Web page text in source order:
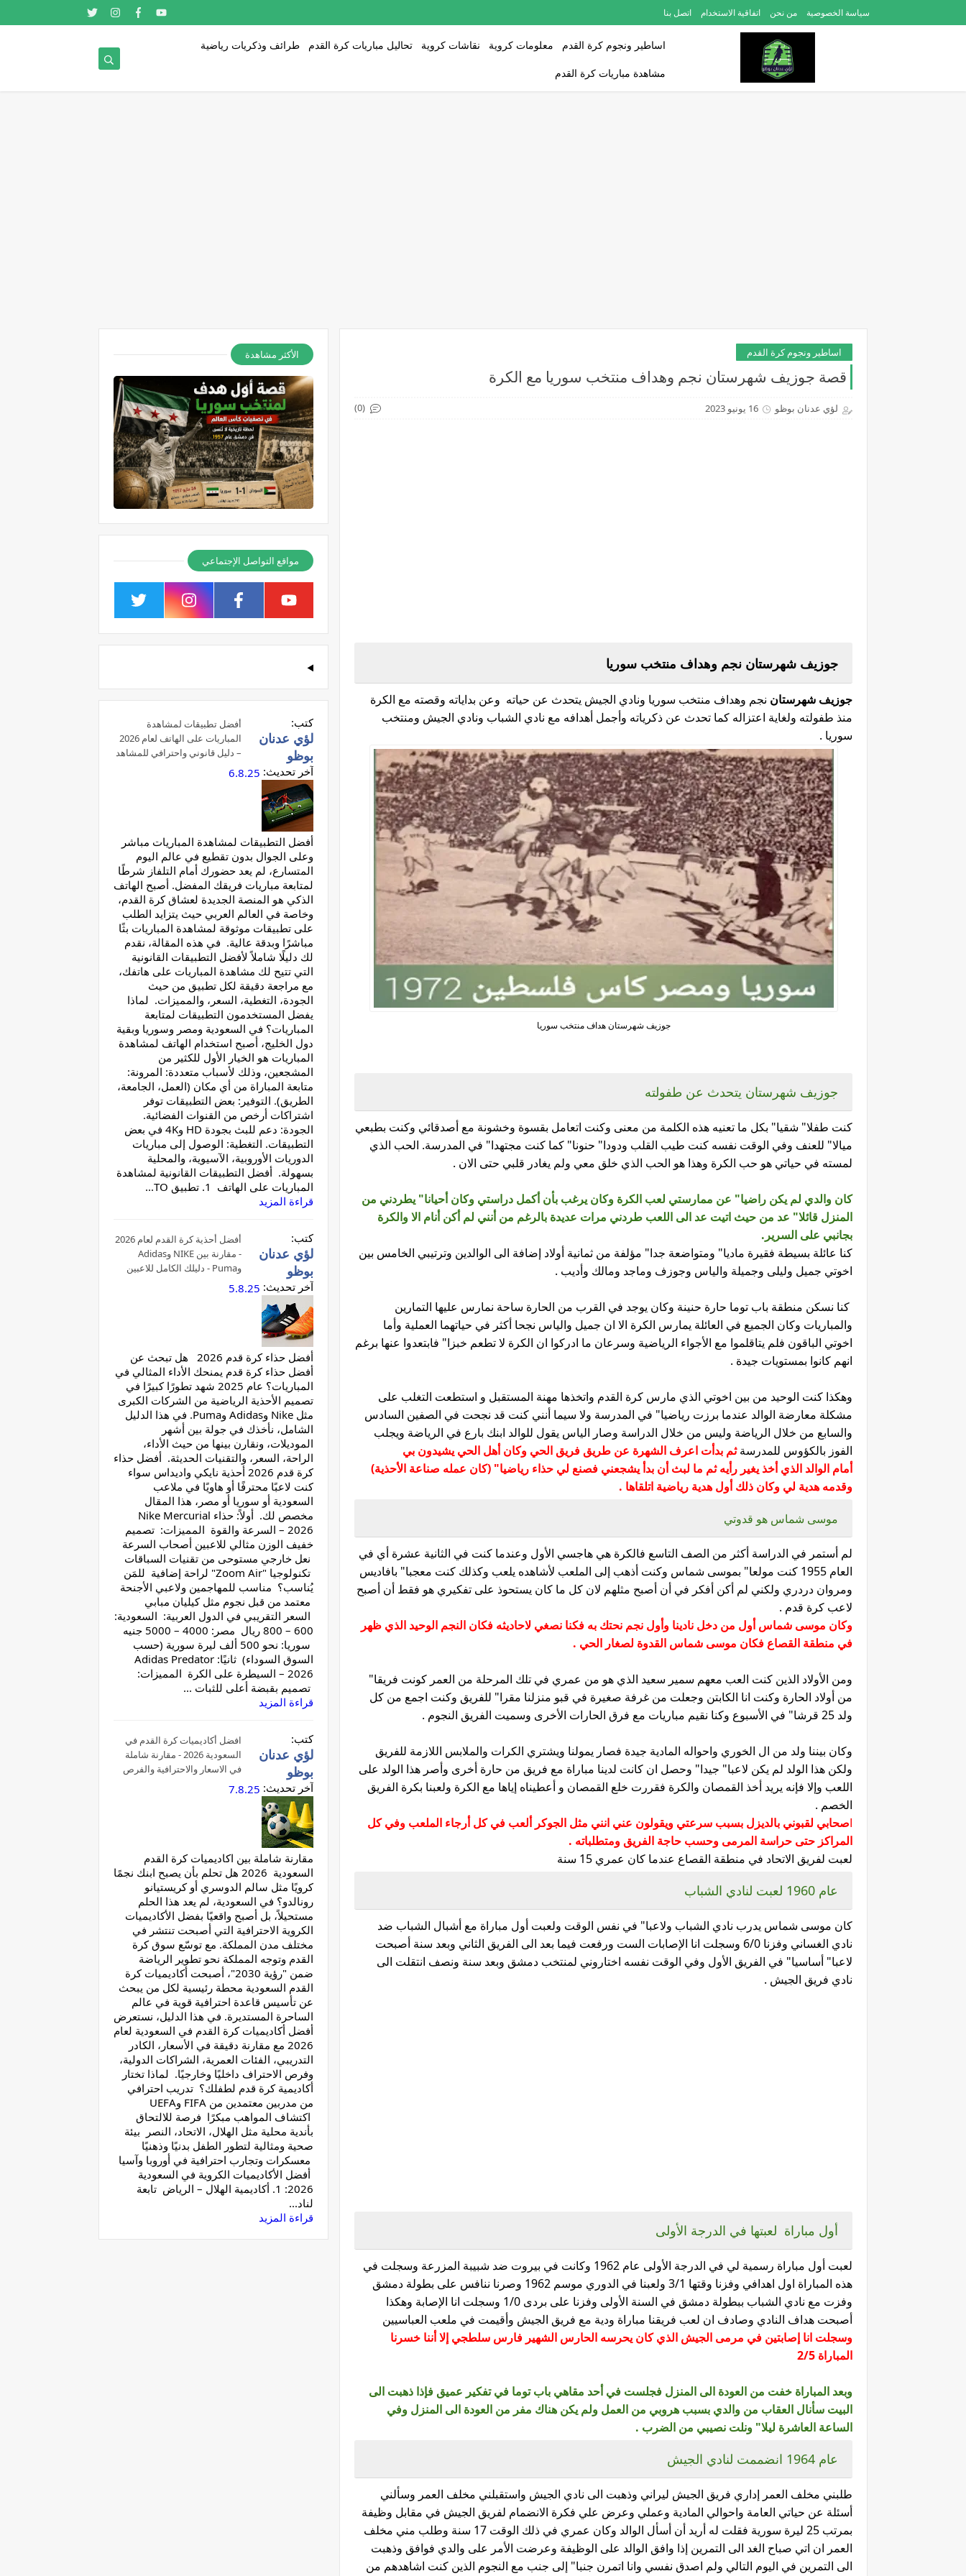
سياسة الخصوصية من نحن اتفاقية الاستخدام اتصل بنا
اساطير ونجوم كرة القدم معلومات كروية نقاشات كروية تحاليل مباريات كرة القدم طرائف وذكريات رياضية
مشاهدة مباريات كرة القدم
اساطير ونجوم كرة القدم
قصة جوزيف شهرستان نجم وهداف منتخب سوريا مع الكرة
لؤي عدنان بوظو 16 يونيو 2023 (0)
جوزيف شهرستان نجم وهداف منتخب سوريا
جوزيف شهرستان نجم وهداف منتخب سوريا ونادي الجيش يتحدث عن حياته وعن بداياته وقصته مع الكرة
منذ طفولته ولغاية اعتزاله كما تحدث عن ذكرياته وأجمل أهدافه مع نادي الشباب ونادي الجيش ومنتخب
سوريا .
جوزيف شهرستان هداف منتخب سوريا
جوزيف شهرستان يتحدث عن طفولته
كنت طفلا" شقيا" بكل ما تعنيه هذه الكلمة من معنى وكنت اتعامل بقسوة وخشونة مع أصدقائي وكنت بطبعي
ميالا" للعنف وفي الوقت نفسه كنت طيب القلب ودودا" حنونا" كما كنت مجتهدا" في المدرسة. الحب الذي
لمسته في حياتي هو حب الكرة وهذا هو الحب الذي خلق معي ولم يغادر قلبي حتى الان .
كان والدي لم يكن راضيا" عن ممارستي لعب الكرة وكان يرغب بأن أكمل دراستي وكان أحيانا" يطردني من
المنزل قائلا" عد من حيث اتيت عد الى اللعب طردني مرات عديدة بالرغم من أنني لم أكن أنام الا والكرة
بجانبي على السرير.
كنا عائلة بسيطة فقيرة ماديا" ومتواضعة جدا" مؤلفة من ثمانية أولاد إضافة الى الوالدين وترتيبي الخامس بين
اخوتي جميل وليلى وجميلة والياس وجوزف وماجد ومالك وأديب .
كنا نسكن منطقة باب توما حارة حنينة وكان يوجد في القرب من الحارة ساحة نمارس عليها التمارين
والمباريات وكان الجميع في العائلة يمارس الكرة الا ان جميل والياس نجحا أكثر في حياتهما العملية وأما
اخوتي الباقون فلم يتاقلموا مع الأجواء الرياضية وسرعان ما ادركوا ان الكرة لا تطعم خبزا" فابتعدوا عنها برغم
انهم كانوا بمستويات جيدة .
وهكذا كنت الوحيد من بين اخوتي الذي مارس كرة القدم واتخذها مهنة المستقبل و استطعت التغلب على
مشكلة معارضة الوالد عندما برزت رياضيا" في المدرسة ولا سيما أنني كنت قد نجحت في الصفين السادس
والسابع من خلال الرياضة وليس من خلال الدراسة وصار الياس يقول للوالد ابنك بارع في الرياضة ويجلب
الفوز بالكؤوس للمدرسةثم بدأت اعرف الشهرة عن طريق فريق الحي وكان أهل الحي يشيدون بي
أمام الوالد الذي أخذ يغير رأيه ثم ما لبث أن بدأ يشجعني فصنع لي حذاء رياضيا" (كان عمله صناعة الأحذية)
وقدمه هدية لي وكان ذلك أول هدية رياضية اتلقاها .
موسى شماس هو قدوتي
لم أستمر في الدراسة أكثر من الصف التاسع فالكرة هي هاجسي الأول وعندما كنت في الثانية عشرة أي في
العام 1955 كنت مولعا" بموسى شماس وكنت أذهب إلى الملعب لأشاهده يلعب وكذلك كنت معجبا" بافاديس
ومروان دردري ولكني لم أكن أفكر في أن أصبح مثلهم لان كل ما كان يستحوذ على تفكيري هو فقط أن أصبح
لاعب كرة قدم .
وكان موسى شماس أول من دخل نادينا وأول نجم نحتك به فكنا نصغي لاحاديثه فكان النجم الوحيد الذي ظهر
في منطقة القصاع فكان موسى شماس القدوة لصغار الحي .
ومن الأولاد الذين كنت العب معهم سمير سعيد الذي هو من عمري في تلك المرحلة من العمر كونت فريقا"
من أولاد الحارة وكنت انا الكابتن وجعلت من غرفة صغيرة في قبو منزلنا مقرا" للفريق وكنت اجمع من كل
ولد 25 قرشا" في الأسبوع وكنا نقيم مباريات مع فرق الحارات الأخرى وسميت الفريق النجوم .
وكان بيننا ولد من ال الخوري واحواله المادية جيدة فصار يمولنا ويشتري الكرات والملابس اللازمة للفريق
ولكن هذا الولد لم يكن لاعبا" جيدا" وحصل ان كانت لدينا مباراة مع فريق من حارة أخرى وأصر هذا الولد على
اللعب وإلا فإنه يريد أخذ القمصان والكرة فقررت خلع القمصان و أعطيناه إياها مع الكرة ولعبنا بكرة الفريق
الخصم .
اصحابي لقبوني بالديزل بسبب سرعتي ويقولون عني انني مثل الجوكر ألعب في كل أرجاء الملعب وفي كل
المراكز حتى حراسة المرمى وحسب حاجة الفريق ومتطلباته .
لعبت لفريق الاتحاد في منطقة القصاع عندما كان عمري 15 سنة
عام 1960 لعبت لنادي الشباب
كان موسى شماس يدرب نادي الشباب ولاعبا" في نفس الوقت ولعبت أول مباراة مع أشبال الشباب ضد
نادي الغساني وفزنا 6/0 وسجلت انا الإصابات الست ورفعت فيما بعد الى الفريق الثاني وبعد سنة أصبحت
لاعبا" أساسيا" في الفريق الأول وفي الوقت نفسه اختاروني لمنتخب دمشق وبعد سنة ونصف انتقلت الى
نادي فريق الجيش .
أول مباراة لعبتها في الدرجة الأولى
لعبت أول مباراة رسمية لي في الدرجة الأولى عام 1962 وكانت في بيروت ضد شبيبة المزرعة وسجلت في
هذه المباراة اول اهدافي وفزنا وقتها 3/1 ولعبنا في الدوري موسم 1962 وصرنا ننافس على بطولة دمشق
وفزت مع نادي الشباب ببطولة دمشق في السنة الأولى وفزنا على بردى 1/0 وسجلت انا الإصابة وهكذا
أصبحت هداف النادي وصادف ان لعب فريقنا مباراة ودية مع فريق الجيش وأقيمت في ملعب العباسيين
وسجلت انا إصابتين في مرمى الجيش الذي كان يحرسه الحارس الشهير فارس سلطجي إلا أننا خسرنا
المباراة 2/5
وبعد المباراة خفت من العودة الى المنزل فجلست في أحد مقاهي باب توما في تفكير عميق فإذا ذهبت الى
البيت سأنال العقاب من والدي بسبب هروبي من العمل ولم يكن هناك مفر من العودة الى المنزل وفي
الساعة العاشرة ليلا" ونلت نصيبي من الضرب .
عام 1964 انضممت لنادي الجيش
طلبني مخلف العمر إداري فريق الجيش ليراني وذهبت الى نادي الجيش واستقبلني مخلف العمر وسألني
أسئلة عن حياتي العامة واحوالي المادية وعملي وعرض علي فكرة الانضمام لفريق الجيش في مقابل وظيفة
بمرتب 25 ليرة سورية فقلت له أريد أن أسأل الوالد وكان عمري في ذلك الوقت 17 سنة وطلب مني مخلف
العمر ان اتي صباح الغد الى التمرين إذا وافق الوالد على الوظيفة وعرضت الأمر على والدي فوافق وذهبت
الى التمرين في اليوم التالي ولم اصدق نفسي وانا اتمرن جنبا" إلى جنب مع النجوم الذين كنت اشاهدهم من
الأكثر مشاهدة
مواقع التواصل الإجتماعي
أفضل تطبيقات لمشاهدة
المباريات على الهاتف لعام 2026
– دليل قانوني واحترافي للمشاهد
العربي
كتب:
لؤي عدنان
بوظو
آخر تحديث: 6.8.25
أفضل التطبيقات لمشاهدة المباريات مباشر
وعلى الجوال بدون تقطيع في عالم اليوم
المتسارع، لم يعد حضورك أمام التلفاز شرطًا
لمتابعة مباريات فريقك المفضل. أصبح الهاتف
الذكي هو المنصة الجديدة لعشاق كرة القدم،
وخاصة في العالم العربي حيث يتزايد الطلب
على تطبيقات موثوقة لمشاهدة المباريات بثًا
مباشرًا وبدقة عالية. في هذه المقالة، نقدم
لك دليلًا شاملاً لأفضل التطبيقات القانونية
التي تتيح لك مشاهدة المباريات على هاتفك،
مع مراجعة دقيقة لكل تطبيق من حيث
الجودة، التغطية، السعر، والمميزات. لماذا
يفضل المستخدمون التطبيقات لمتابعة
المباريات؟ في السعودية ومصر وسوريا وبقية
دول الخليج، أصبح استخدام الهاتف لمشاهدة
المباريات هو الخيار الأول للكثير من
المشجعين، وذلك لأسباب متعددة: المرونة:
متابعة المباراة من أي مكان (العمل، الجامعة،
الطريق). التوفير: بعض التطبيقات توفر
اشتراكات أرخص من القنوات الفضائية.
الجودة: دعم للبث بجودة HD و4K في بعض
التطبيقات. التغطية: الوصول إلى مباريات
الدوريات الأوروبية، الآسيوية، والمحلية
بسهولة. أفضل التطبيقات القانونية لمشاهدة
المباريات على الهاتف 1. تطبيق TO...
قراءة المزيد
أفضل أحذية كرة القدم لعام 2026
- مقارنة بين NIKE وAdidas
وPuma - دليلك الكامل للاعبين
في العالم العربي
كتب:
لؤي عدنان
بوظو
آخر تحديث: 5.8.25
أفضل حذاء كرة قدم 2026 هل تبحث عن
أفضل حذاء كرة قدم يمنحك الأداء المثالي في
المباريات؟ عام 2025 شهد تطورًا كبيرًا في
تصميم الأحذية الرياضية من الشركات الكبرى
مثل Nike وAdidas وPuma. في هذا الدليل
الشامل، نأخذك في جولة بين أشهر
الموديلات، ونقارن بينها من حيث الأداء،
الراحة، السعر، والتقنيات الحديثة. أفضل حذاء
كرة قدم 2026 أحذية نايكي واديداس سواء
كنت لاعبًا محترفًا أو هاويًا في ملاعب
السعودية أو سوريا أو مصر، هذا المقال
مخصص لك. أولاً: حذاء Nike Mercurial
2026 – السرعة والقوة المميزات: تصميم
خفيف الوزن مثالي للاعبين أصحاب السرعة
نعل خارجي مستوحى من تقنيات السباقات
تكنولوجيا "Zoom Air" لراحة إضافية للمَن
يُناسب؟ مناسب للمهاجمين ولاعبي الأجنحة
معتمد من قبل نجوم مثل كيليان مبابي
السعر التقريبي في الدول العربية: السعودية:
600 – 800 ريال مصر: 4000 – 5000 جنيه
سوريا: نحو 500 ألف ليرة سورية (حسب
السوق السوداء) ثانيًا: Adidas Predator
2026 – السيطرة على الكرة المميزات:
تصميم بقبضة أعلى للثبات ...
قراءة المزيد
افضل أكاديميات كرة القدم في
السعودية 2026 - مقارنة شاملة
في الاسعار والاحترافية والفرص
كتب:
لؤي عدنان
بوظو
آخر تحديث: 7.8.25
مقارنة شاملة بين اكاديميات كرة القدم
السعودية 2026 هل تحلم بأن يصبح ابنك نجمًا
كرويًا مثل سالم الدوسري أو كريستيانو
رونالدو؟ في السعودية، لم يعد هذا الحلم
مستحيلاً، بل أصبح واقعيًا بفضل الأكاديميات
الكروية الاحترافية التي أصبحت تنتشر في
مختلف مدن المملكة. مع توسّع سوق كرة
القدم وتوجه المملكة نحو تطوير الرياضة
ضمن "رؤية 2030"، أصبحت أكاديميات كرة
القدم السعودية محطة رئيسية لكل من يبحث
عن تأسيس قاعدة احترافية قوية في عالم
الساحرة المستديرة. في هذا الدليل، نستعرض
أفضل أكاديميات كرة القدم في السعودية لعام
2026 مع مقارنة دقيقة في الأسعار، الكادر
التدريبي، الفئات العمرية، الشراكات الدولية،
وفرص الاحتراف داخليًا وخارجيًا. لماذا تختار
أكاديمية كرة قدم لطفلك؟ تدريب احترافي
من مدربين معتمدين من FIFA وUEFA
اكتشاف المواهب مبكرًا فرصة للالتحاق
بأندية محلية مثل الهلال، الاتحاد، النصر بيئة
صحية ومثالية لتطور الطفل بدنيًا وذهنيًا
معسكرات وتجارب احترافية في أوروبا وآسيا
أفضل الأكاديميات الكروية في السعودية
2026: 1. أكاديمية الهلال – الرياض تابعة
لناد...
قراءة المزيد